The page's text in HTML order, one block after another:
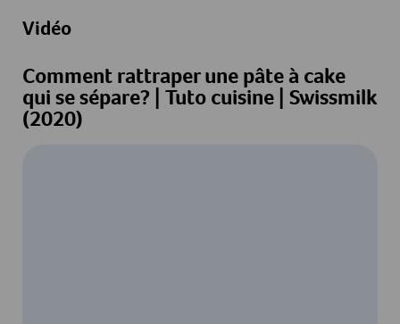
Vidéo
Comment rattraper une pâte à cake
qui se sépare? | Tuto cuisine | Swissmilk
(2020)